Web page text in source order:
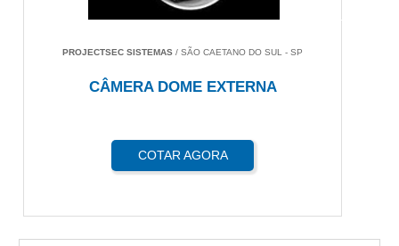
PROJECTSEC SISTEMAS / SÃO CAETANO DO SUL - SP
CÂMERA DOME EXTERNA
COTAR AGORA